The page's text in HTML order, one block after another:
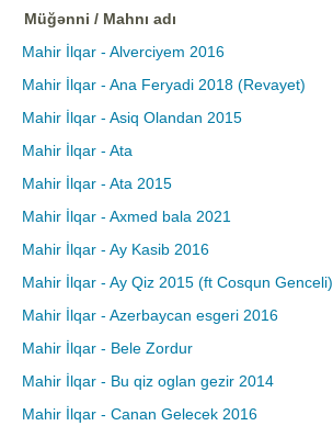
Müğənni / Mahnı adı
Mahir İlqar - Alverciyem 2016
Mahir İlqar - Ana Feryadi 2018 (Revayet)
Mahir İlqar - Asiq Olandan 2015
Mahir İlqar - Ata
Mahir İlqar - Ata 2015
Mahir İlqar - Axmed bala 2021
Mahir İlqar - Ay Kasib 2016
Mahir İlqar - Ay Qiz 2015 (ft Cosqun Genceli)
Mahir İlqar - Azerbaycan esgeri 2016
Mahir İlqar - Bele Zordur
Mahir İlqar - Bu qiz oglan gezir 2014
Mahir İlqar - Canan Gelecek 2016